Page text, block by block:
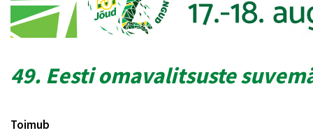
49. Eesti omavalitsuste
Toimub